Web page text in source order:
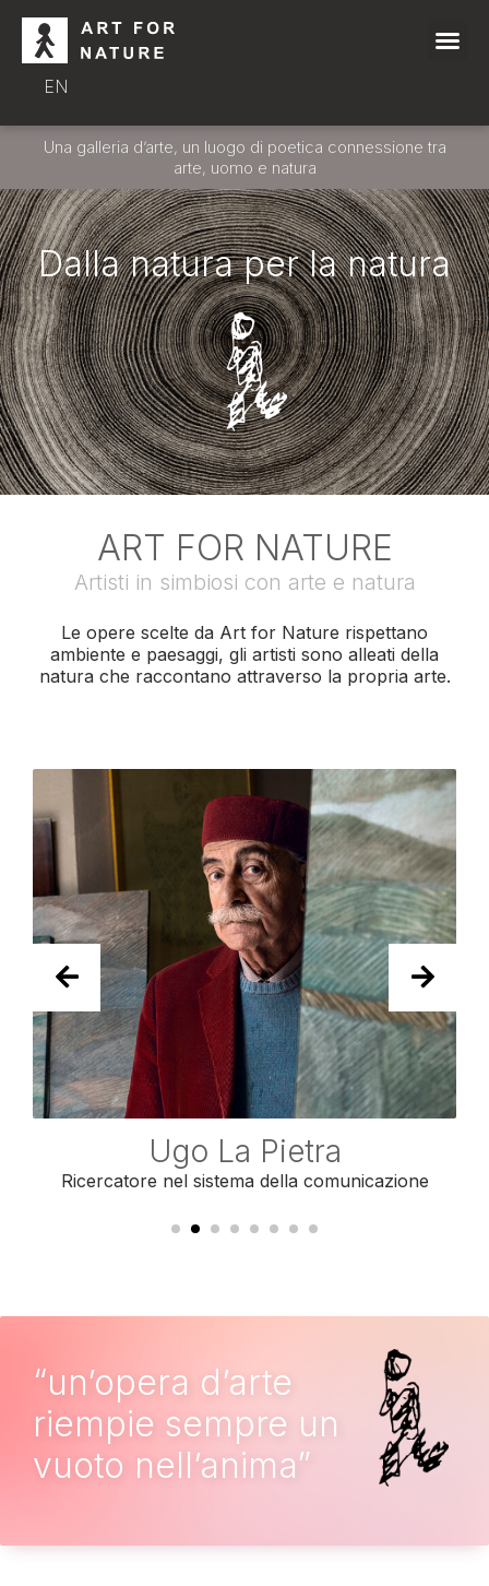
EN
Una galleria d’arte, un luogo di poetica connessione tra
arte, uomo e natura
Dalla natura per la natura
ART FOR NATURE
Artisti in simbiosi con arte e natura
Le opere scelte da Art for Nature rispettano
ambiente e paesaggi, gli artisti sono alleati della
natura che raccontano attraverso la propria arte.
Ugo La Pietra
Ricercatore nel sistema della comunicazione
“un’opera d’arte
riempie sempre un
vuoto nell’anima”